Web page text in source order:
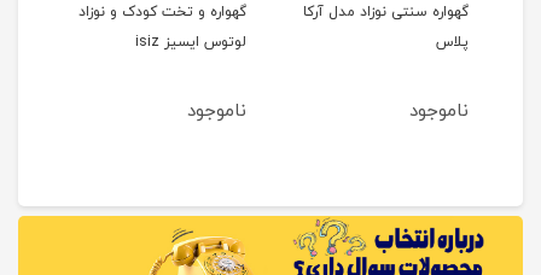
گهواره سنتی نوزاد مدل آرکا
پلاس
ناموجود
گهواره و تخت کودک و نوزاد
لوتوس ایسیز isiz
ناموجود